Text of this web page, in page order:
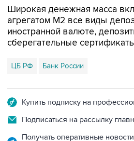
иностранной валюте,
сберегательные
ЦБ РФ Банк России
Подписаться на рассылку
Получать оперативные